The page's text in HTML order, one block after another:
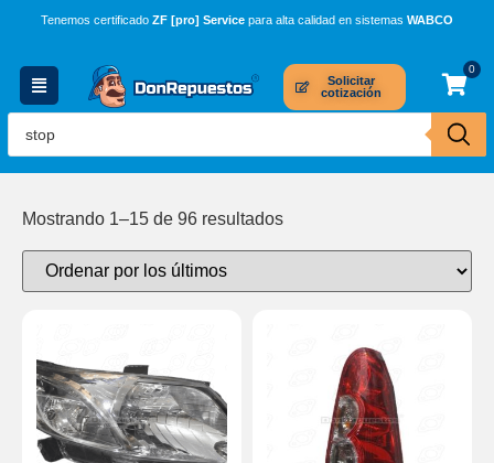
Tenemos certificado ZF [pro] Service para alta calidad en sistemas WABCO
Solicitar
cotización
0
Mostrando 1–15 de 96 resultados